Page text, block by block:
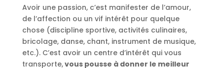
Avoir une passion, c’est manifester de l’amour,
de l’affection ou un vif intérêt pour quelque
chose (discipline sportive, activités culinaires,
bricolage, danse, chant, instrument de musique,
etc.). C’est avoir un centre d’intérêt qui vous
transporte,vous pousse à donner le meilleur